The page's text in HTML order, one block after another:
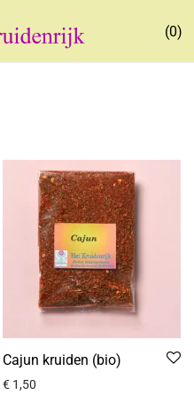
0
Cajun kruiden (bio)
€ 1,50